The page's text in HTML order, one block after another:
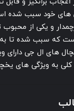
های خود سبب شده
و یکی از محبوب
که سبب شده تا به
های ال جی دارای
به ویژگی های